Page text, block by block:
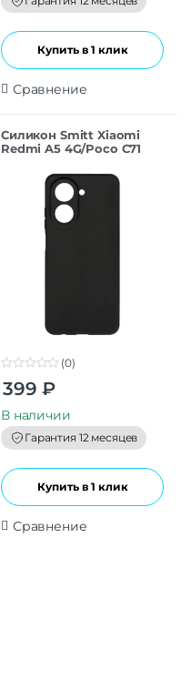
5
Купить в 1 клик
Сравнение
Силикон Smitt Xiaomi
Redmi A5 4G/Poco C71
o
t
o
f
5
(0)
399 ₽
В наличии
Гарантия 12 месяцев
Купить в 1 клик
Сравнение